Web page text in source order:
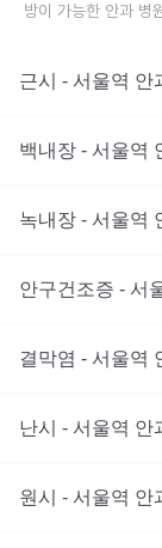
방이 가능한 안과 병
근시 - 서울역 안
백내장 - 서울역
녹내장 - 서울역
안구건조증 - 서
결막염 - 서울역
난시 - 서울역 안
원시 - 서울역 안